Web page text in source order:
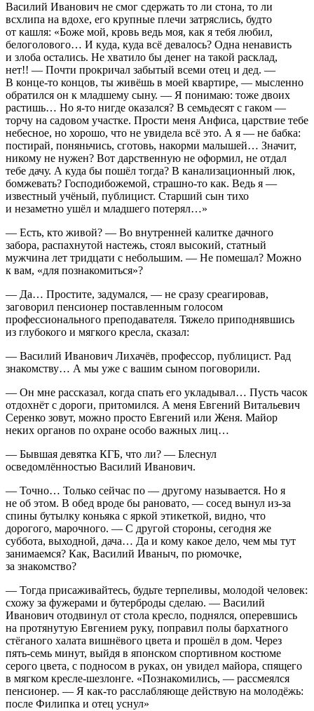
Василий Иванович не смог сдержать то ли стона, то ли
всхлипа на вдохе, его крупные плечи затряслись, будто
от кашля: «Боже мой, кровь ведь моя, как я тебя любил,
белоголового… И куда, куда всё девалось? Одна ненависть
и злоба остались. Не хватило бы денег на такой расклад,
нет!! — Почти прокричал забытый всеми отец и дед. —
В конце-то концов, ты живёшь в моей квартире, — мысленно
обратился он к младшему сыну. — Я понимаю: тоже двоих
растишь… Но я-то нигде оказался? В семьдесят с гаком —
торчу на садовом участке. Прости меня Анфиса, царствие тебе
небесное, но хорошо, что не увидела всё это. А я — не бабка:
постирай, поняньчись, сготовь, накорми малышей… Значит,
никому не нужен? Вот дарственную не оформил, не отдал
тебе дачу. А куда бы пошёл тогда? В канализационный люк,
бомжевать? Господибожемой, страшно-то как. Ведь я —
известный учёный, публицист. Старший сын тихо
и незаметно ушёл и младшего потерял…»
— Есть, кто живой? — Во внутренней калитке дачного
забора, распахнутой настежь, стоял высокий, статный
мужчина лет тридцати с небольшим. — Не помешал? Можно
к вам, «для познакомиться»?
— Да… Простите, задумался, — не сразу среагировав,
заговорил пенсионер поставленным голосом
профессионального преподавателя. Тяжело приподнявшись
из глубокого и мягкого кресла, сказал:
— Василий Иванович Лихачёв, профессор, публицист. Рад
знакомству… А мы уже с вашим сыном поговорили.
— Он мне рассказал, когда спать его укладывал… Пусть часок
отдохнёт с дороги, притомился. А меня Евгений Витальевич
Серенко зовут, можно просто Евгений или Женя. Майор
неких органов по охране особо важных лиц…
— Бывшая девятка КГБ, что ли? — Блеснул
осведомлённостью Василий Иванович.
— Точно… Только сейчас по — другому называется. Но я
не об этом. В обед вроде бы рановато, — сосед вынул из-за
спины бутылку коньяка с яркой этикеткой, видно, что
дорогого, марочного. — С другой стороны, сегодня же
суббота, выходной, дача… Да и кому какое дело, чем мы тут
занимаемся? Как, Василий Иваныч, по рюмочке,
за знакомство?
— Тогда присаживайтесь, будьте терпеливы, молодой человек:
схожу за фужерами и бутерброды сделаю. — Василий
Иванович отодвинул от стола кресло, поднялся, оперевшись
на протянутую Евгением руку, поправил полы бархатного
стёганого халата вишнёвого цвета и прошёл в дом. Через
пять-семь минут, выйдя в японском спортивном костюме
серого цвета, с подносом в руках, он увидел майора, спящего
в мягком кресле-шезлонге. «Познакомились, — рассмеялся
пенсионер. — Я как-то расслабляюще действую на молодёжь:
после Филипка и отец уснул»